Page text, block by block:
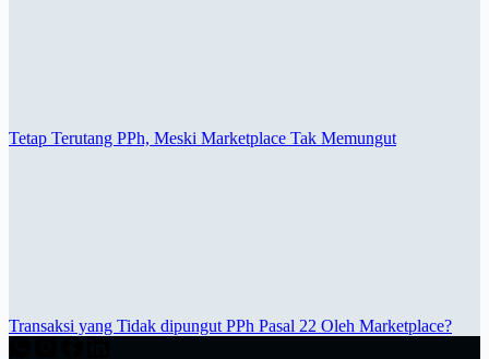
Tetap Terutang PPh, Meski Marketplace Tak Memungut
Transaksi yang Tidak dipungut PPh Pasal 22 Oleh Marketplace?